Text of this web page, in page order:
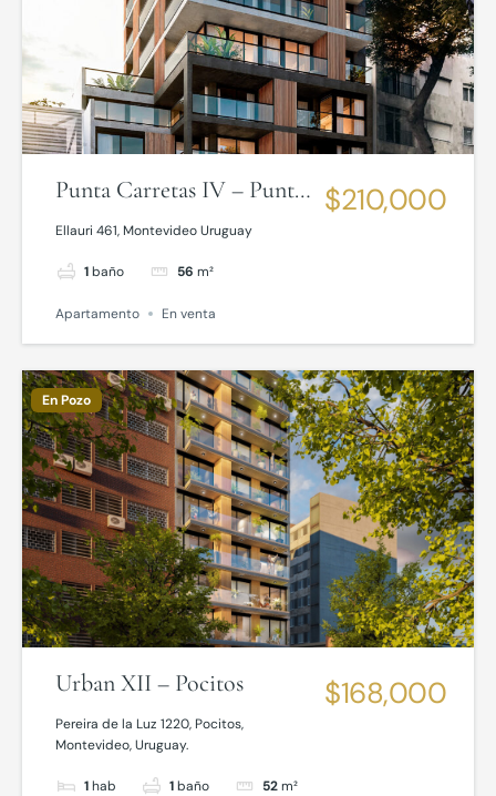
Punta Carretas IV – Punta
Carretas
Ellauri 461, Montevideo Uruguay
1baño 56 m²
$210,000
Apartamento En venta
En Pozo
Urban XII – Pocitos
Pereira de la Luz 1220, Pocitos,
Montevideo, Uruguay.
1hab 1baño 52m²
$168,000